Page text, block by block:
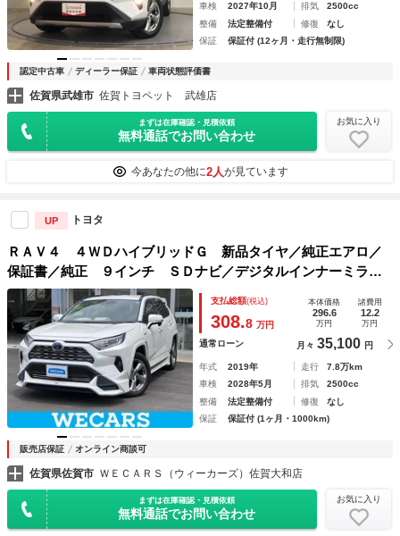
車検
2027年10月 排気
2500cc
整備
法定整備付 修復
なし
保証
保証付 (12ヶ月・走行無制限)
認定中古車 ディーラー保証 車両状態評価書
佐賀県武雄市 佐賀トヨペット 武雄店
まずは在庫確認・見積依頼
無料通話でお問い合わせ
お気に入り
今あなたの他に2人が見ています
UP トヨタ
ＲＡＶ４ ４ＷＤハイブリッドＧ 新品タイヤ／純正エアロ／
保証書／純正 ９インチ ＳＤナビ／デジタルインナーミラー
／トヨタセーフティセンス／車線逸脱防止支援システム／シー
ト 合皮／電動バックドア／ドライブレコーダー 前後
支払総額(税込)
308.8 万円
本体価格
296.6
万円
諸費用
12.2
万円
通常ローン 月々 35,100 円
年式 2019年 走行
7.8万km
車検
2028年5月 排気
2500cc
整備
法定整備付 修復
なし
保証
保証付 (1ヶ月・1000km)
販売店保証 オンライン商談可
佐賀県佐賀市 ＷＥＣＡＲＳ（ウィーカーズ）佐賀大和店
まずは在庫確認・見積依頼
無料通話でお問い合わせ
お気に入り